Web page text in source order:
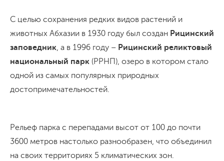
С целью сохранения редких видов растений и
животных Абхазии в 1930 году был создан Рицинский
заповедник, а в 1996 году – Рицинский реликтовый
национальный парк (РРНП), озеро в котором стало
одной из самых популярных природных
достопримечательностей.
Рельеф парка с перепадами высот от 100 до почти
3600 метров настолько разнообразен, что объединил
на своих территориях 5 климатических зон.